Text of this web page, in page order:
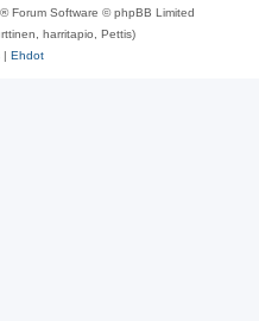
® Forum Software © phpBB Limited
harritapio, Pettis)
| Ehdot